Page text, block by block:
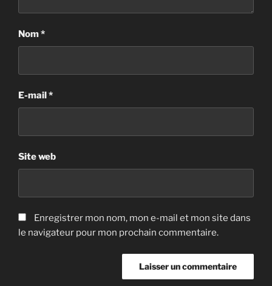
Nom*
E-mail*
Site web
Enregistrer mon nom, mon e-mail et mon site dans
le navigateur pour mon prochain commentaire.